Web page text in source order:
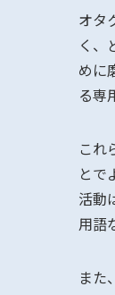
オタ
く、
めに
る専
これ
とで
活動
用語
また